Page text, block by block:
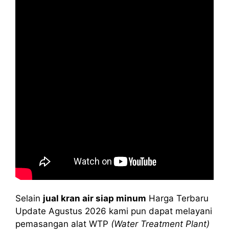
Selain jual kran air siap minum Harga Terbaru
Update Agustus 2026 kami pun dapat melayani
pemasangan alat WTP (Water Treatment Plant)